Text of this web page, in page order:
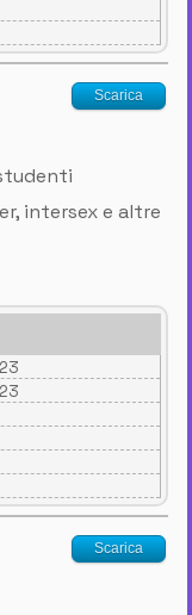
Scarica
intersex e altre
Scarica